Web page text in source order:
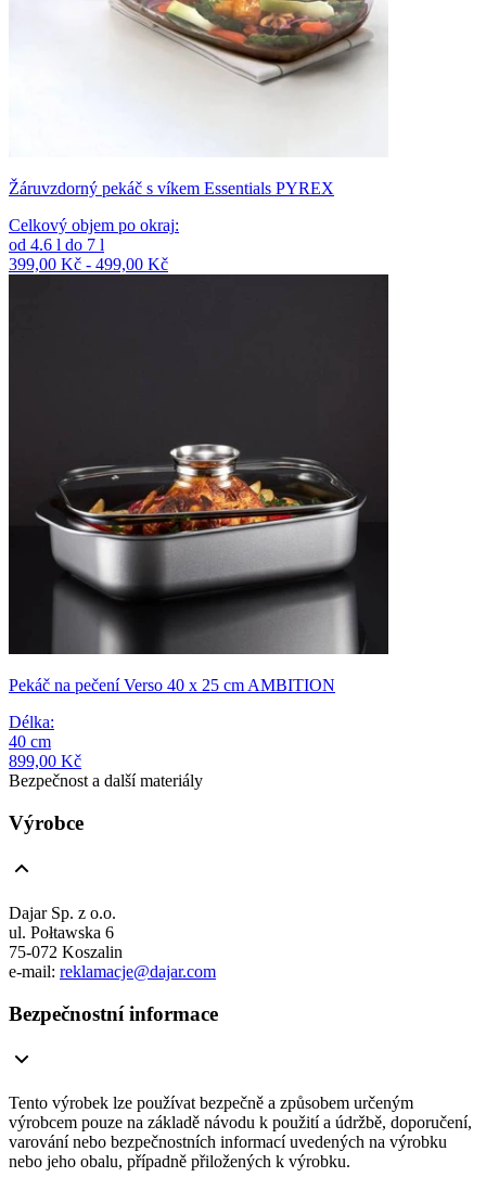
Žáruvzdorný pekáč s víkem Essentials PYREX
Celkový objem po okraj:
od 4.6 l do 7 l
399,00 Kč - 499,00 Kč
Pekáč na pečení Verso 40 x 25 cm AMBITION
Délka:
40 cm
899,00 Kč
Bezpečnost a další materiály
Výrobce
Dajar Sp. z o.o.
ul. Połtawska 6
75-072 Koszalin
e-mail: reklamacje@dajar.com
Bezpečnostní informace
Tento výrobek lze používat bezpečně a způsobem určeným
výrobcem pouze na základě návodu k použití a údržbě, doporučení,
varování nebo bezpečnostních informací uvedených na výrobku
nebo jeho obalu, případně přiložených k výrobku.